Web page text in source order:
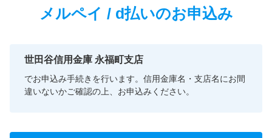
メルペイ / d払いのお申込み
世田谷信用金庫 永福町支店
でお申込み手続きを行います。信用金庫名・支店名にお間
違いないかご確認の上、お申込みください。